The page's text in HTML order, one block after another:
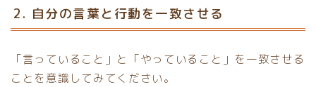
2. 自分の言葉と行動を一致させる
「言っていること」と「やっていること」を一致させる
ことを意識してみてください。